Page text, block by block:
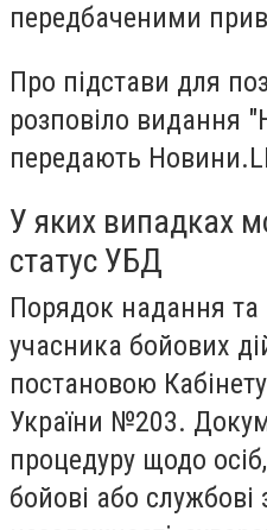
передбаченими
Про підстави для
розповіло видання
передають
У яких випадках
статус УБД
Порядок надання та
учасника бойових
постановою Кабінету
України №203.
процедуру щодо
бойові або службові